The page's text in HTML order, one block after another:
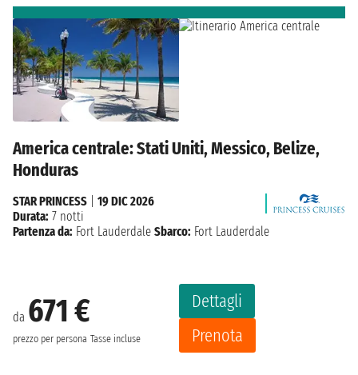
America centrale: Stati Uniti, Messico, Belize,
Honduras
da 671 €
prezzo per persona Tasse incluse
Dettagli
Prenota
STAR PRINCESS
19 DIC 2026
Durata: 7 notti
Partenza da: Fort Lauderdale Sbarco: Fort Lauderdale